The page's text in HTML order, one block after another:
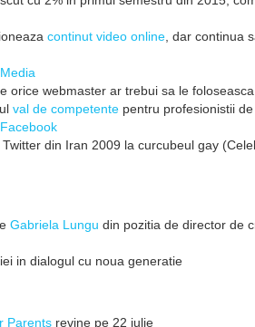
continut video online , dar continua
orice webmaster ar trebui sa le foloseasca
val de competente pentru profesionistii
din Iran 2009 la curcubeul gay
Gabriela Lungu din pozitia de director de
in dialogul cu noua generatie
Parents revine pe 22 iulie